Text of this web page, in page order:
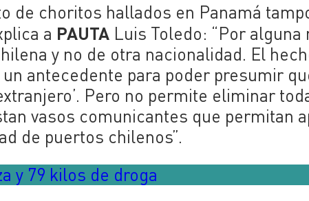
de choritos hallados en Panamá
a PAUTA Luis Toledo: “Por alguna
y no de otra nacionalidad. El
antecedente para poder presumir
Pero no permite eliminar
vasos comunicantes que permitan
de puertos chilenos”.
y 79 kilos de droga